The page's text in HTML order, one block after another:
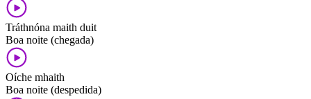
Tráthnóna maith duit
Boa noite (chegada)
Oíche mhaith
Boa noite (despedida)